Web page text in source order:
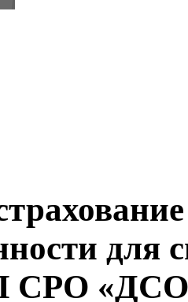
для
СРО